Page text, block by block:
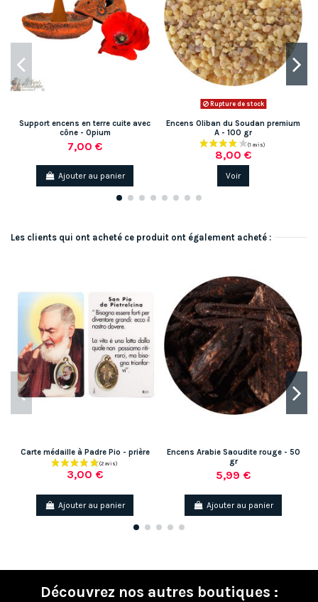
Support encens en terre cuite avec
cône - Opium
7,00 €
Ajouter au panier
Rupture de stock
Encens Oliban du Soudan premium
A - 100 gr
8,00 €
Voir
Les clients qui ont acheté ce produit ont également acheté :
Carte médaille à Padre Pio - prière
3,00 €
Ajouter au panier
Encens Arabie Saoudite rouge - 50
gr
5,99 €
Ajouter au panier
Découvrez nos autres boutiques :